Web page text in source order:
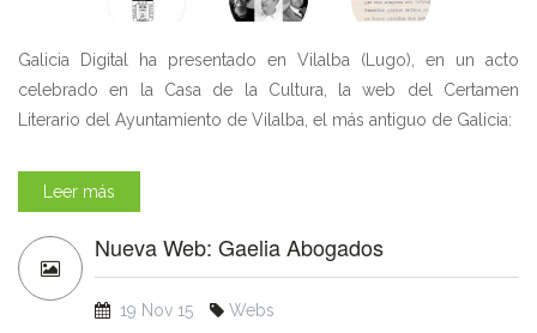
Galicia Digital ha presentado en Vilalba (Lugo), en un acto
celebrado en la Casa de la Cultura, la web del Certamen
Literario del Ayuntamiento de Vilalba, el más antiguo de Galicia:
Leer más
Nueva Web: Gaelia Abogados
19 Nov 15 Webs